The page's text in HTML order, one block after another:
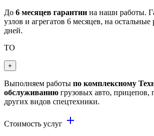
До 6 месяцев гарантии на наши работы.
узлов и агрегатов 6 месяцев, на
дней.
ТО
+
Выполняем работы по комплексному
обслуживанию грузовых авто, прицепов,
других видов спецтехники.
Стоимость услуг add